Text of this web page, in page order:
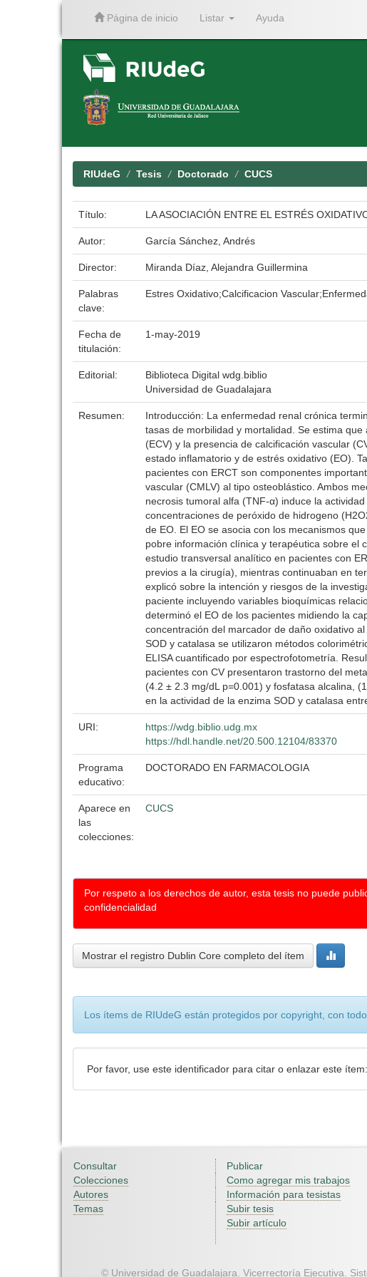
Página de inicio Listar Ayuda
RIUdeG Tesis Doctorado CUCS
Título: LA ASOCIACIÓN ENTRE EL ESTRÉS
Autor: García Sánchez, Andrés
Director: Miranda Díaz, Alejandra Guillermina
Palabras
clave:
Estres Oxidativo;Calcificacion
Fecha de
titulación:
1-may-2019
Editorial:
Biblioteca Digital wdg.biblio
Universidad de Guadalajara
Resumen:
Introducción: La enfermedad renal crónica
tasas de morbilidad y mortalidad. Se estima
(ECV) y la presencia de calcificación vascular
estado inflamatorio y de estrés oxidativo (EO).
pacientes con ERCT son componentes
vascular (CMLV) al tipo osteoblástico. Ambos
necrosis tumoral alfa (TNF-α) induce la
concentraciones de peróxido de hidrogeno
de EO. El EO se asocia con los mecanismos
pobre información clínica y terapéutica sobre el
estudio transversal analítico en pacientes con
previos a la cirugía), mientras continuaban en
explicó sobre la intención y riesgos de la
paciente incluyendo variables bioquímicas
determinó el EO de los pacientes midiendo la
concentración del marcador de daño oxidativo
SOD y catalasa se utilizaron métodos
ELISA cuantificado por espectrofotometría.
pacientes con CV presentaron trastorno del
(4.2 ± 2.3 mg/dL p=0.001) y fosfatasa alcalina,
en la actividad de la enzima SOD y catalasa
URI:
https://wdg.biblio.udg.mx
https://hdl.handle.net/20.500.12104/83370
Programa
educativo:
DOCTORADO EN FARMACOLOGIA
Aparece en
las
colecciones:
CUCS
Por respeto a los derechos de autor, esta tesis no puede
confidencialidad
Mostrar el registro Dublin Core completo del ítem
Los ítems de RIUdeG están protegidos por copyright, con
Por favor, use este identificador para citar o enlazar este ítem:
Consultar
Colecciones
Autores
Temas
Publicar
Como agregar mis trabajos
Información para tesistas
Subir tesis
Subir artículo
© Universidad de Guadalajara. Vicerrectoría Ejecutiva.